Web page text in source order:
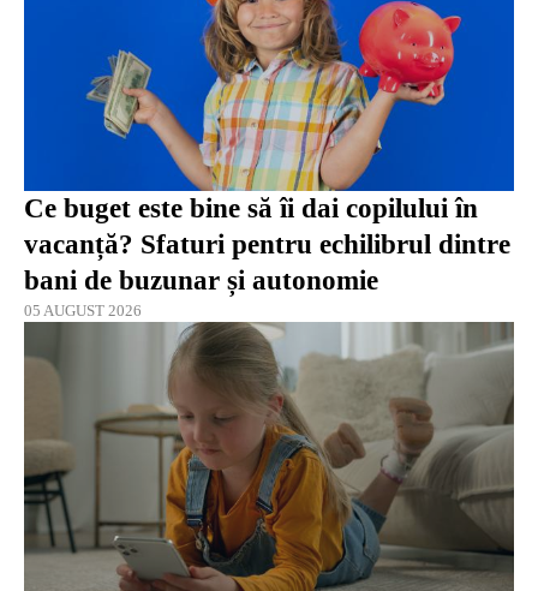
Ce buget este bine să îi dai copilului în
vacanță? Sfaturi pentru echilibrul dintre
bani de buzunar și autonomie
05 AUGUST 2026